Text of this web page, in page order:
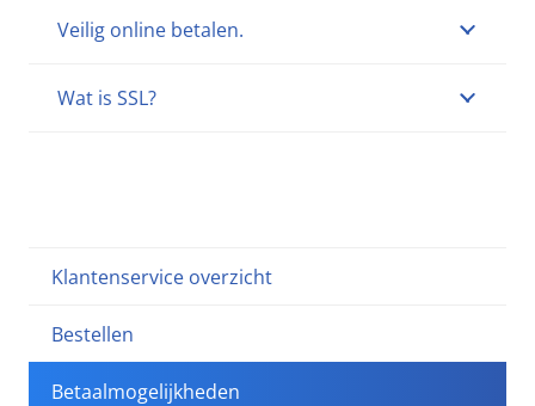
Veilig online betalen.
Wat is SSL?
Klantenservice overzicht
Bestellen
Betaalmogelijkheden